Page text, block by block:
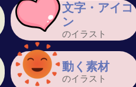
文字・アイコ
ン
のイラスト
動く素材
のイラスト